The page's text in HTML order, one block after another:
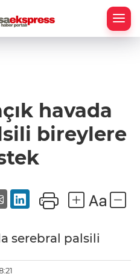
havada
bireylere
serebral palsili